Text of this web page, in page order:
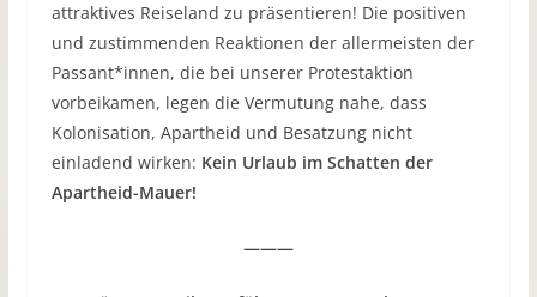
attraktives Reiseland zu präsentieren! Die positiven
und zustimmenden Reaktionen der allermeisten der
Passant*innen, die bei unserer Protestaktion
vorbeikamen, legen die Vermutung nahe, dass
Kolonisation, Apartheid und Besatzung nicht
einladend wirken: Kein Urlaub im Schatten der
Apartheid-Mauer!
———